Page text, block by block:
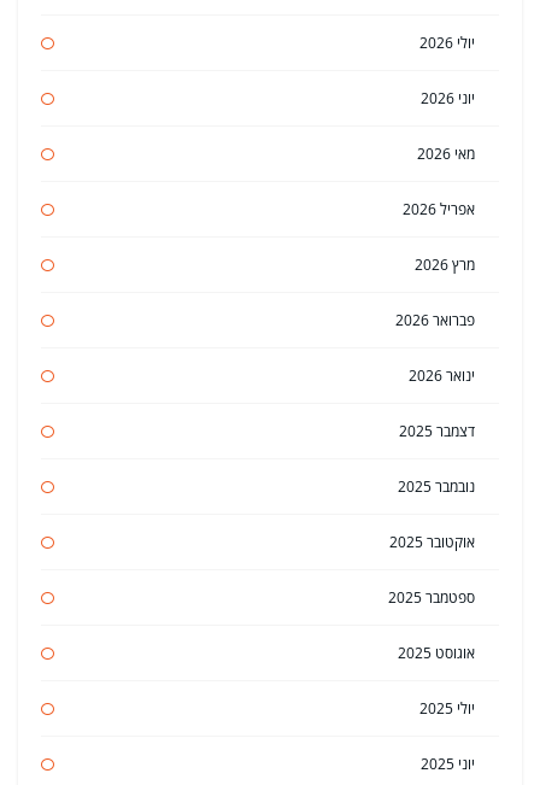
יולי 2026
יוני 2026
מאי 2026
אפריל 2026
מרץ 2026
פברואר 2026
ינואר 2026
דצמבר 2025
נובמבר 2025
אוקטובר 2025
ספטמבר 2025
אוגוסט 2025
יולי 2025
יוני 2025